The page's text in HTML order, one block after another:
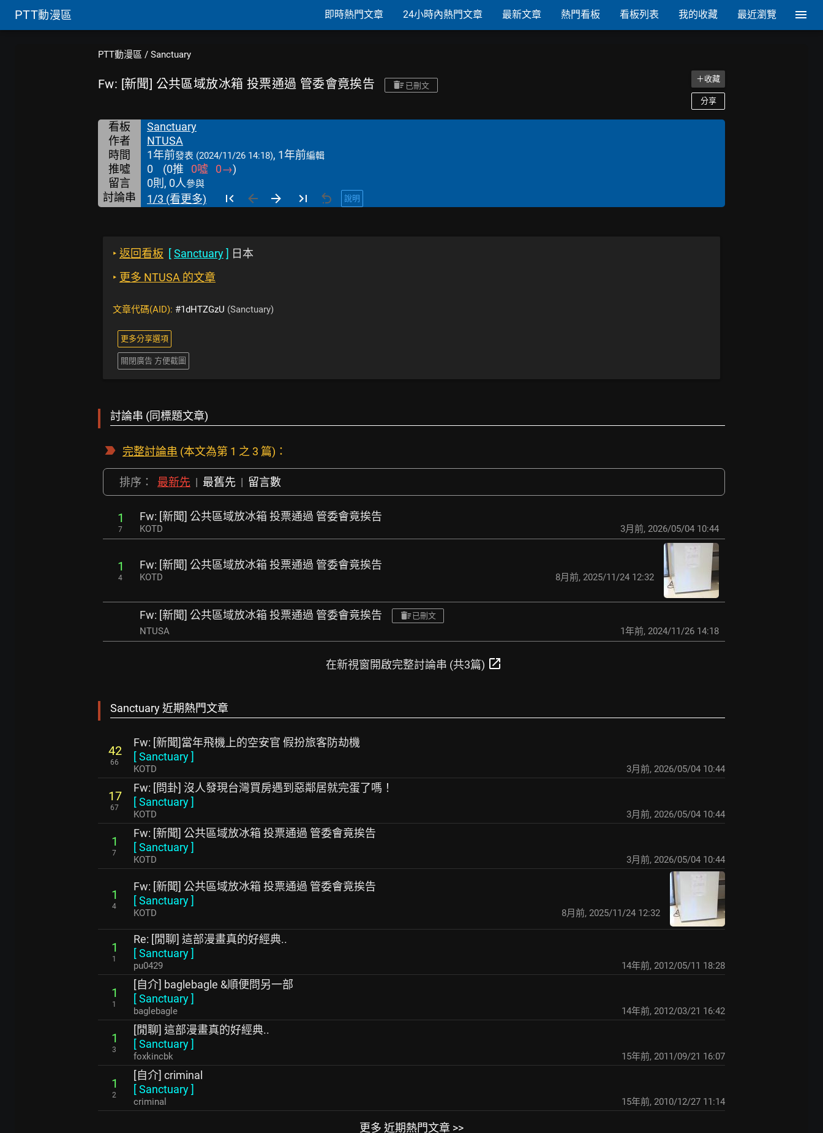
PTT動漫區 即時熱門文章 24小時內熱門文章 最新文章 熱門看板 看板列表 我的收藏 最近瀏覽
PTT動漫區 / Sanctuary
Fw: [新聞] 公共區域放冰箱 投票通過 管委會竟挨告 已刪文
＋收藏
分享
看板
Sanctuary
作者
NTUSA
時間
1年前發表 (2024/11/26 14:18), 1年前編輯
推噓 0 (0推 0噓 0→)
留言
0則, 0人參與
討論串 1/3 (看更多) 說明
‣ 返回看板 [Sanctuary] 日本
‣ 更多 NTUSA 的文章
文章代碼(AID): #1dHTZGzU (Sanctuary)
更多分享選項
關閉廣告 方便截圖
討論串 (同標題文章)
完整討論串 (本文為第 1 之 3 篇)：
排序： 最新先 | 最舊先 | 留言數
1
7
Fw: [新聞] 公共區域放冰箱 投票通過 管委會竟挨告
KOTD 3月前, 2026/05/04 10:44
1
4
Fw: [新聞] 公共區域放冰箱 投票通過 管委會竟挨告
KOTD 8月前, 2025/11/24 12:32
Fw: [新聞] 公共區域放冰箱 投票通過 管委會竟挨告 已刪文
NTUSA 1年前, 2024/11/26 14:18
在新視窗開啟完整討論串 (共3篇) open_in_new
Sanctuary 近期熱門文章
42
66
Fw: [新聞]當年飛機上的空安官 假扮旅客防劫機
[Sanctuary]
KOTD 3月前, 2026/05/04 10:44
17
67
Fw: [問卦] 沒人發現台灣買房遇到惡鄰居就完蛋了嗎！
[Sanctuary]
KOTD 3月前, 2026/05/04 10:44
1
7
Fw: [新聞] 公共區域放冰箱 投票通過 管委會竟挨告
[Sanctuary]
KOTD 3月前, 2026/05/04 10:44
1
4
Fw: [新聞] 公共區域放冰箱 投票通過 管委會竟挨告
[Sanctuary]
KOTD 8月前, 2025/11/24 12:32
1
1
Re: [閒聊] 這部漫畫真的好經典..
[Sanctuary]
pu0429 14年前, 2012/05/11 18:28
1
1
[自介] baglebagle &順便問另一部
[Sanctuary]
baglebagle 14年前, 2012/03/21 16:42
1
3
[閒聊] 這部漫畫真的好經典..
[Sanctuary]
foxkincbk 15年前, 2011/09/21 16:07
1
2
[自介] criminal
[Sanctuary]
criminal 15年前, 2010/12/27 11:14
更多 近期熱門文章 >>